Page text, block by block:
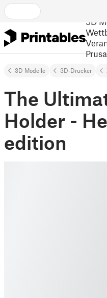
3D
3D Modelle 3D-Drucker
The
Holder -
edition